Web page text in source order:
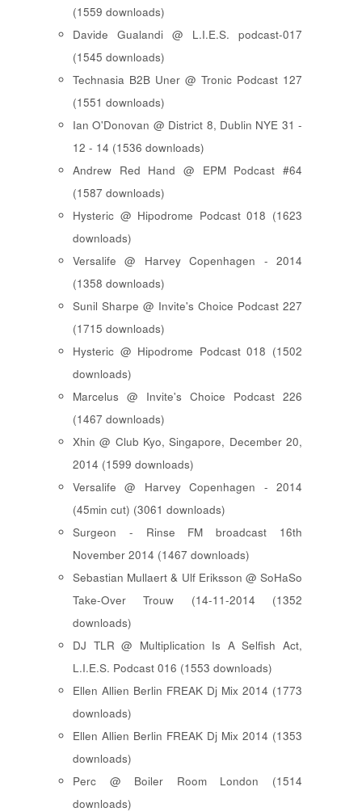
(1559 downloads)
Davide Gualandi @ L.I.E.S. podcast-017
(1545 downloads)
Technasia B2B Uner @ Tronic Podcast 127
(1551 downloads)
Ian O'Donovan @ District 8, Dublin NYE 31 -
12 - 14 (1536 downloads)
Andrew Red Hand @ EPM Podcast #64
(1587 downloads)
Hysteric @ Hipodrome Podcast 018 (1623
downloads)
Versalife @ Harvey Copenhagen - 2014
(1358 downloads)
Sunil Sharpe @ Invite's Choice Podcast 227
(1715 downloads)
Hysteric @ Hipodrome Podcast 018 (1502
downloads)
Marcelus @ Invite's Choice Podcast 226
(1467 downloads)
Xhin @ Club Kyo, Singapore, December 20,
2014 (1599 downloads)
Versalife @ Harvey Copenhagen - 2014
(45min cut) (3061 downloads)
Surgeon - Rinse FM broadcast 16th
November 2014 (1467 downloads)
Sebastian Mullaert & Ulf Eriksson @ SoHaSo
Take-Over Trouw (14-11-2014 (1352
downloads)
DJ TLR @ Multiplication Is A Selfish Act,
L.I.E.S. Podcast 016 (1553 downloads)
Ellen Allien Berlin FREAK Dj Mix 2014 (1773
downloads)
Ellen Allien Berlin FREAK Dj Mix 2014 (1353
downloads)
Perc @ Boiler Room London (1514
downloads)